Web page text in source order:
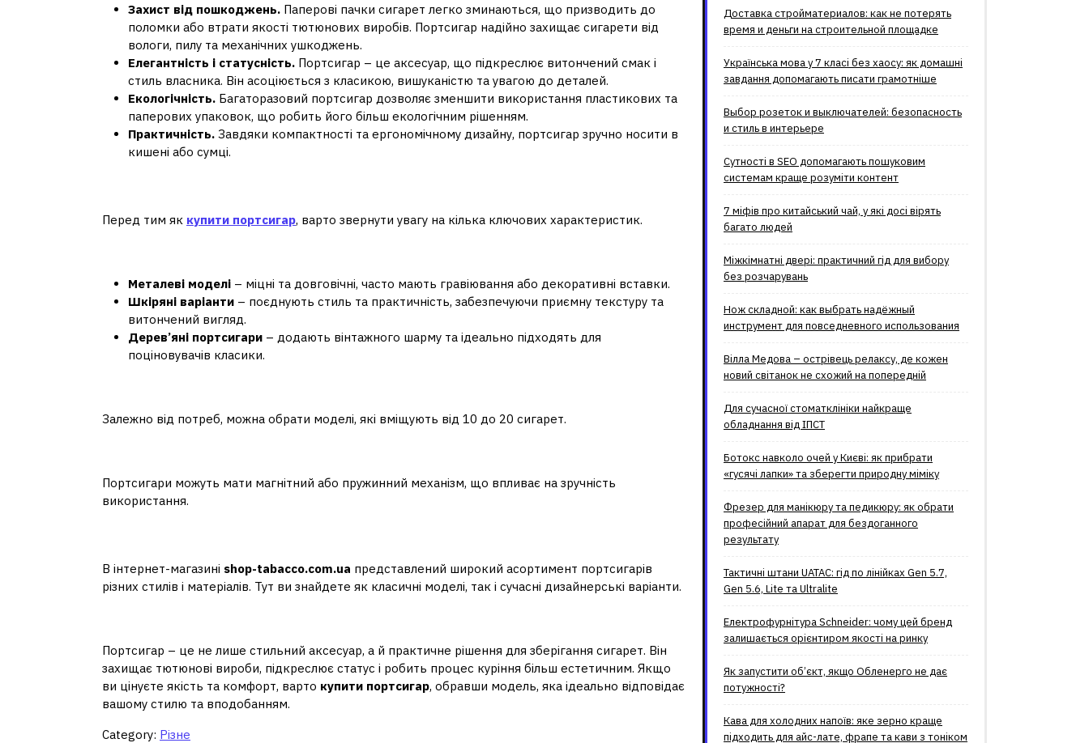
Захист від пошкоджень. Паперові пачки сигарет легко зминаються, що призводить до
поломки або втрати якості тютюнових виробів. Портсигар надійно захищає сигарети від
вологи, пилу та механічних ушкоджень.
Елегантність і статусність. Портсигар – це аксесуар, що підкреслює витончений смак і
стиль власника. Він асоціюється з класикою, вишуканістю та увагою до деталей.
Екологічність. Багаторазовий портсигар дозволяє зменшити використання пластикових та
паперових упаковок, що робить його більш екологічним рішенням.
Практичність. Завдяки компактності та ергономічному дизайну, портсигар зручно носити в
кишені або сумці.
Перед тим як купити портсигар, варто звернути увагу на кілька ключових характеристик.
Металеві моделі – міцні та довговічні, часто мають гравіювання або декоративні вставки.
Шкіряні варіанти – поєднують стиль та практичність, забезпечуючи приємну текстуру та
витончений вигляд.
Дерев’яні портсигари – додають вінтажного шарму та ідеально підходять для
поціновувачів класики.
Залежно від потреб, можна обрати моделі, які вміщують від 10 до 20 сигарет.
Портсигари можуть мати магнітний або пружинний механізм, що впливає на зручність
використання.
В інтернет-магазині shop-tabacco.com.ua представлений широкий асортимент портсигарів
різних стилів і матеріалів. Тут ви знайдете як класичні моделі, так і сучасні дизайнерські варіанти.
Портсигар – це не лише стильний аксесуар, а й практичне рішення для зберігання сигарет. Він
захищає тютюнові вироби, підкреслює статус і робить процес куріння більш естетичним. Якщо
ви цінуєте якість та комфорт, варто купити портсигар, обравши модель, яка ідеально відповідає
вашому стилю та вподобанням.
Category: Різне
Доставка стройматериалов: как не потерять
время и деньги на строительной площадке
Українська мова у 7 класі без хаосу: як домашні
завдання допомагають писати грамотніше
Выбор розеток и выключателей: безопасность
и стиль в интерьере
Сутності в SEO допомагають пошуковим
системам краще розуміти контент
7 міфів про китайський чай, у які досі вірять
багато людей
Міжкімнатні двері: практичний гід для вибору
без розчарувань
Нож складной: как выбрать надёжный
инструмент для повседневного использования
Вілла Медова – острівець релаксу, де кожен
новий світанок не схожий на попередній
Для сучасної стоматклініки найкраще
обладнання від ІПСТ
Ботокс навколо очей у Києві: як прибрати
«гусячі лапки» та зберегти природну міміку
Фрезер для манікюру та педикюру: як обрати
професійний апарат для бездоганного
результату
Тактичні штани UATAC: гід по лінійках Gen 5.7,
Gen 5.6, Lite та Ultralite
Електрофурнітура Schneider: чому цей бренд
залишається орієнтиром якості на ринку
Як запустити об’єкт, якщо Обленерго не дає
потужності?
Кава для холодних напоїв: яке зерно краще
підходить для айс-лате, фрапе та кави з тоніком